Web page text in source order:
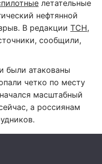
летательные
нефтянной
В редакции ТСН,
сообщили,
были атакованы
четко по месту
масштабный
а россиянам